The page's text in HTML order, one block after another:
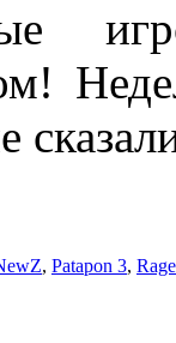
, Patapon 3, Rage